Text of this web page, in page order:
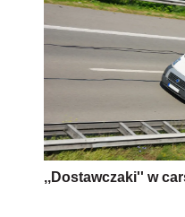
,,Dostawczaki'' w